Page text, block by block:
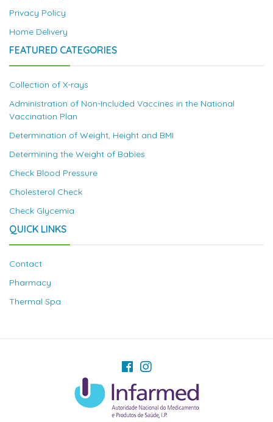
Privacy Policy
Home Delivery
FEATURED CATEGORIES
Collection of X-rays
Administration of Non-Included Vaccines in the National
Vaccination Plan
Determination of Weight, Height and BMI
Determining the Weight of Babies
Check Blood Pressure
Cholesterol Check
Check Glycemia
QUICK LINKS
Contact
Pharmacy
Thermal Spa